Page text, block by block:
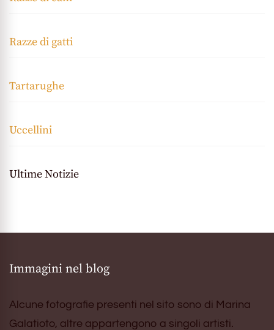
Razze di gatti
Tartarughe
Uccellini
Ultime Notizie
Immagini nel blog
Alcune fotografie presenti nel sito sono di Marina
Galatioto, altre appartengono a singoli artisti.